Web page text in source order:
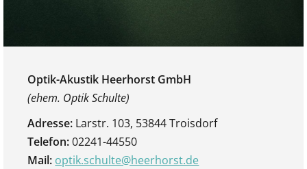
Optik-Akustik Heerhorst GmbH
(ehem. Optik Schulte)
Adresse: Larstr. 103, 53844 Troisdorf
Telefon:02241-44550
Mail: optik.schulte@heerhorst.de